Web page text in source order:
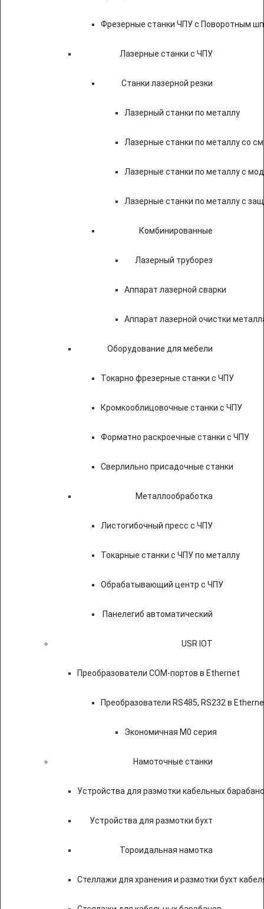
Фрезерные станки ЧПУ с Поворотным
Лазерные станки с ЧПУ
Станки лазерной резки
Лазерный станки по металлу
Лазерные станки по металлу со
Лазерные станки по металлу с
Лазерные станки по металлу с
Комбинированные
Лазерный труборез
Аппарат лазерной сварки
Аппарат лазерной очистки
Оборудование для мебели
Токарно фрезерные станки с ЧПУ
Кромкооблицовочные станки с ЧПУ
Форматно раскроечные станки с ЧПУ
Сверлильно присадочные станки
Металлообработка
Листогибочный пресс с ЧПУ
Токарные станки с ЧПУ по металлу
Обрабатывающий центр с ЧПУ
Панелегиб автоматический
USR IOT
Преобразователи COM-портов в Ethernet
Преобразователи RS485, RS232 в
Экономичная M0 серия
Намоточные станки
Устройства для размотки кабельных
Устройства для размотки бухт
Тороидальная намотка
Стеллажи для хранения и размотки бухт